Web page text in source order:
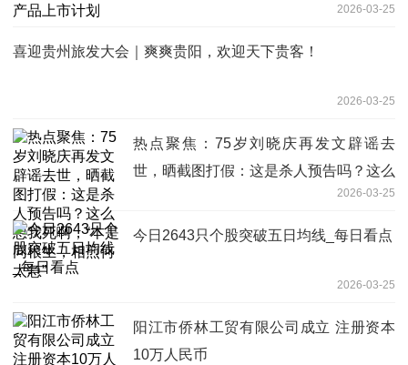
2026-03-25
喜迎贵州旅发大会｜爽爽贵阳，欢迎天下贵客！
2026-03-25
热点聚焦：75岁刘晓庆再发文辟谣去
世，晒截图打假：这是杀人预告吗？这么
想我死啊，“本是同根生，相煎何太急”
2026-03-25
今日2643只个股突破五日均线_每日看点
2026-03-25
阳江市侨林工贸有限公司成立 注册资本
10万人民币